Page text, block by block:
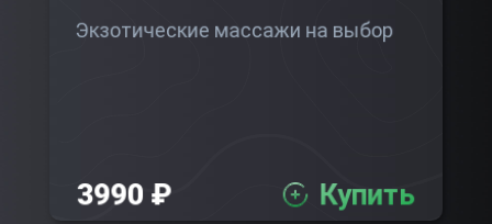
Экзотические массажи на выбор
3990 ₽ Купить